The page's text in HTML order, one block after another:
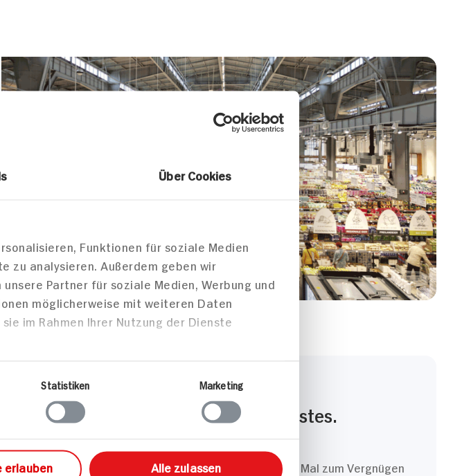
Über Cookies
Funktionen für soziale Medien
zu analysieren. Außerdem geben wir
Partner für soziale Medien, Werbung und
möglicherweise mit weiteren Daten
im Rahmen Ihrer Nutzung der Dienste
Statistiken Marketing
erlauben Alle zulassen
UNSER 7 SERVICE-VERSPRECHEN
Wir geben für Sie täglich unser Bestes.
Versprochen!
Unser Anspruch ist es, dass Ihr Einkauf bei uns jedes Mal zum Vergnügen